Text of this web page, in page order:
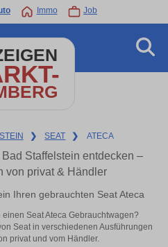
Immo Job
❯ SEAT ❯ ATECA
Staffelstein entdecken –
von privat & Händler
Ihren gebrauchten Seat Ateca
Seat Ateca Gebrauchtwagen?
Seat in verschiedenen Ausführungen
privat und vom Händler.